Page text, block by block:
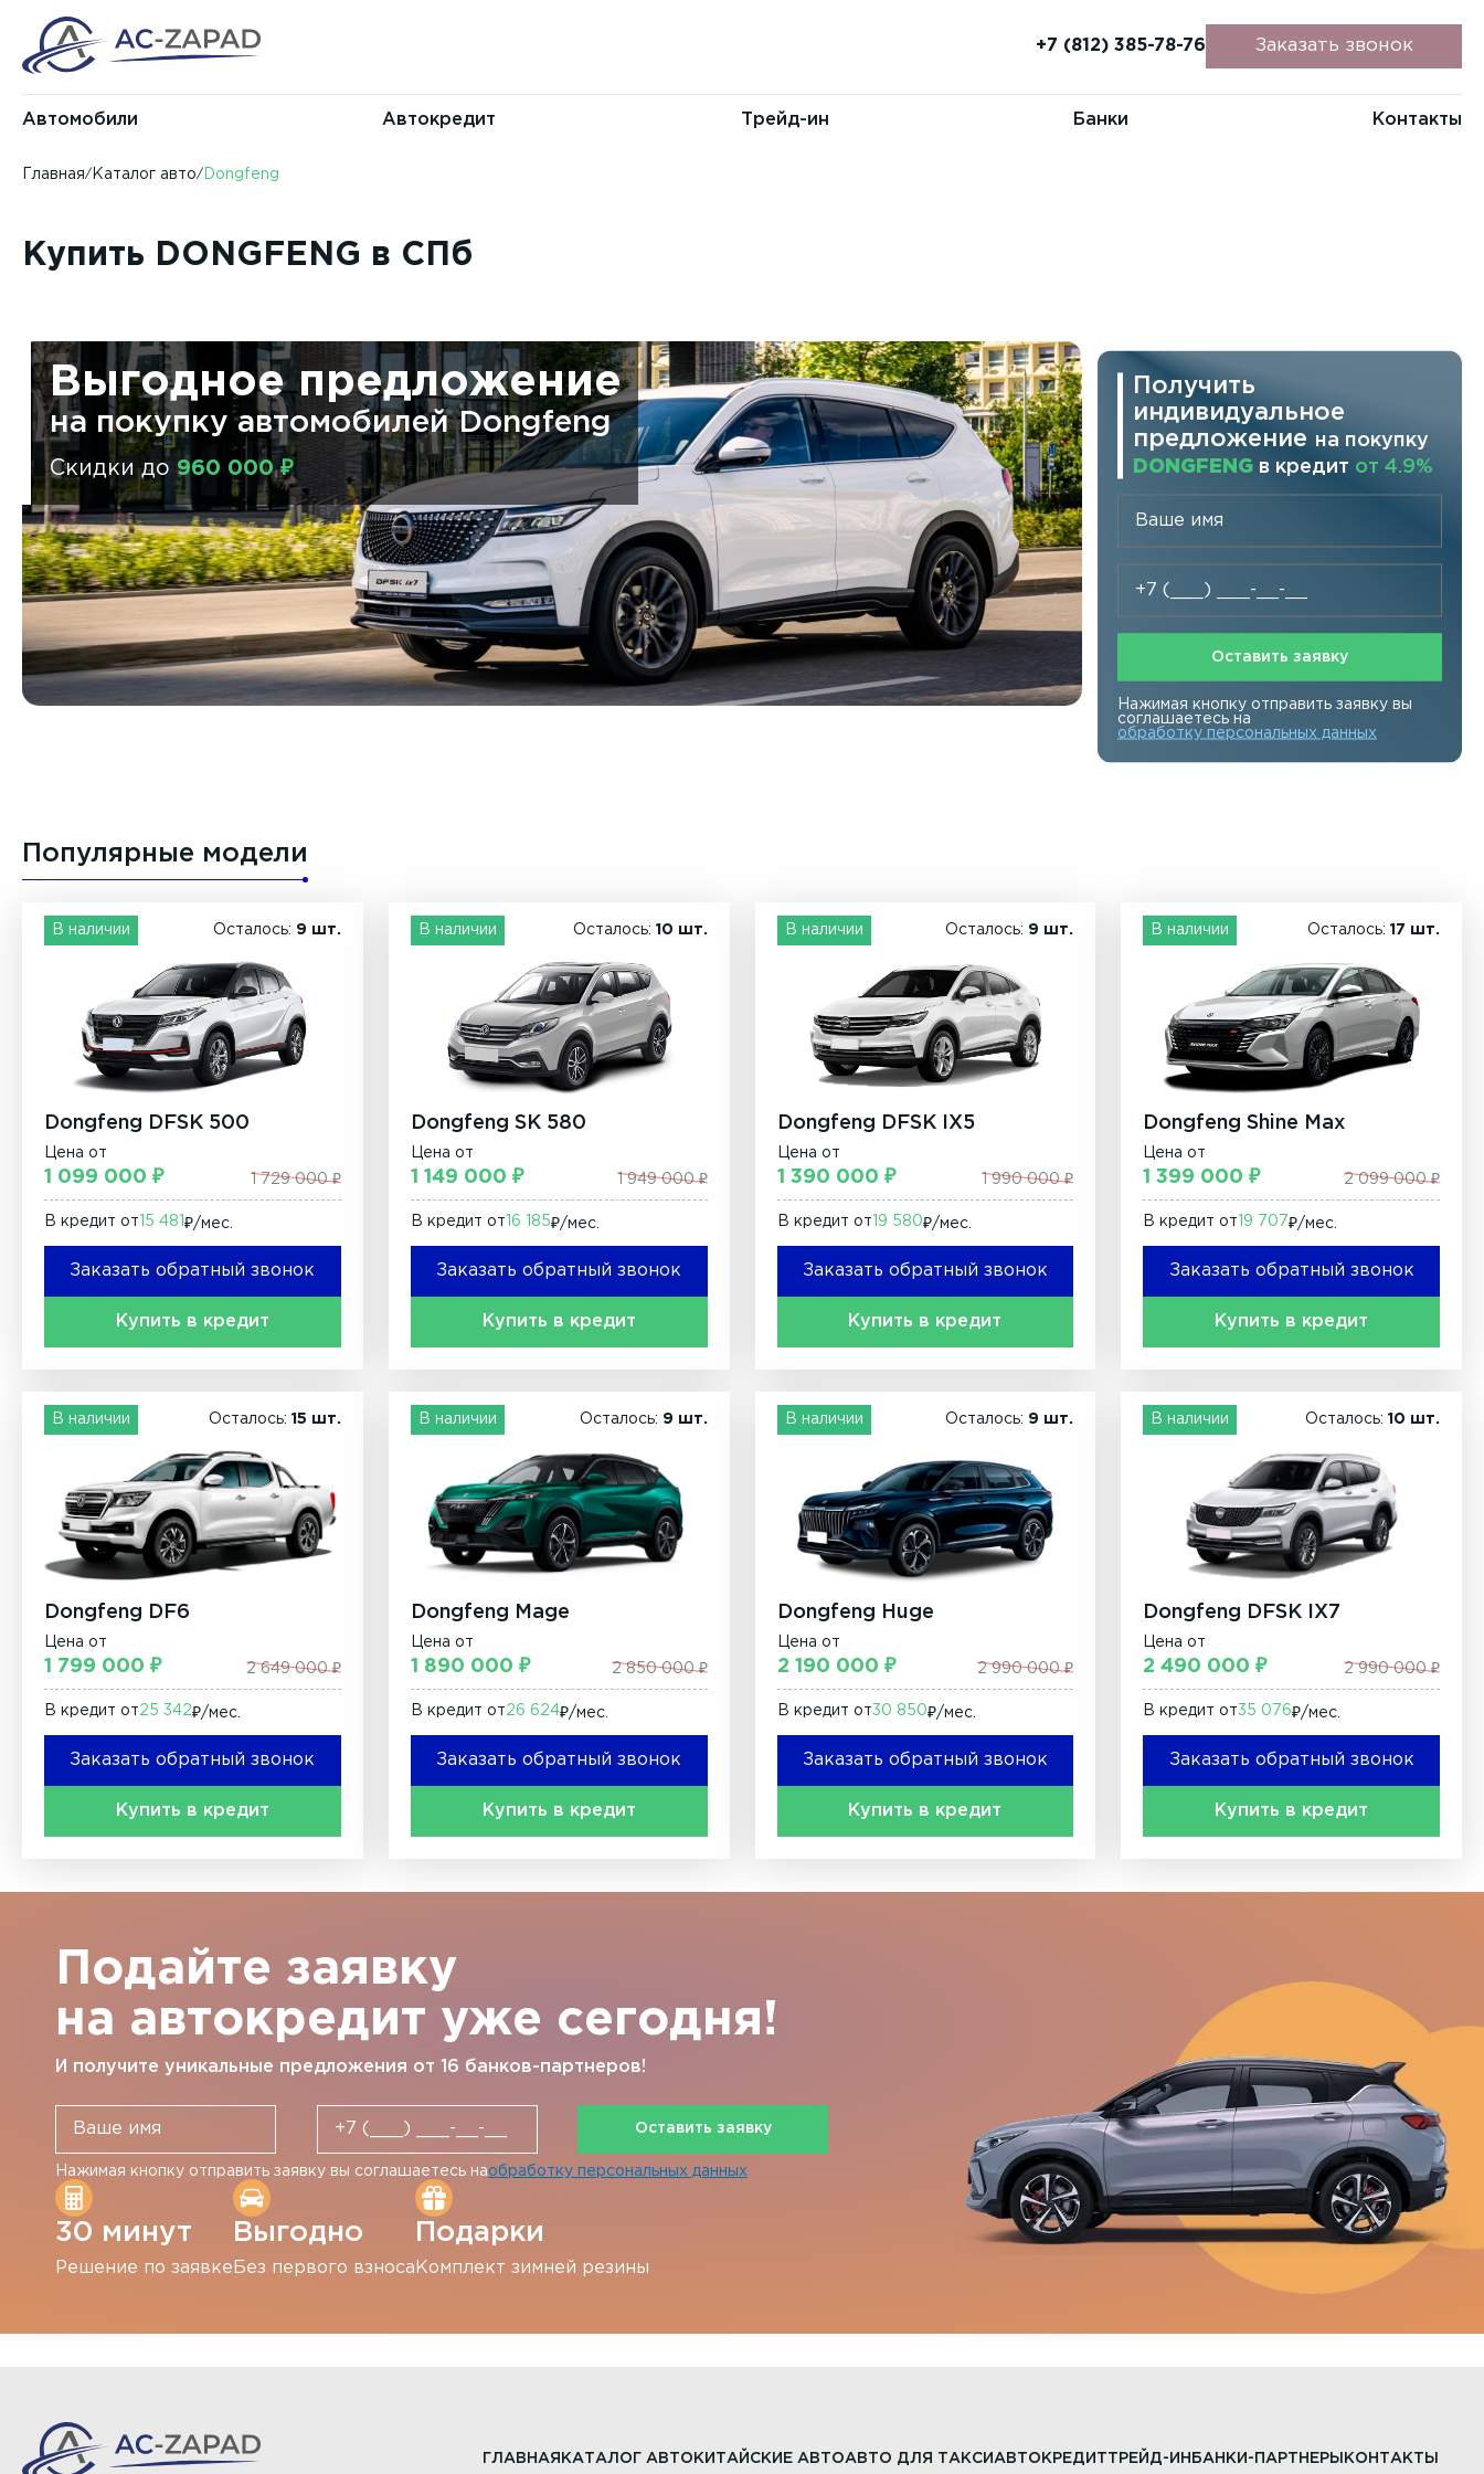
+7 (812) 385-78-76 Заказать звонок
Автомобили Автокредит Трейд-ин Банки Контакты
Главная Каталог авто Dongfeng
Купить DONGFENG в СПб
Выгодное предложение
на покупку автомобилейDongfeng
Скидки до 960 000 ₽
Получить
индивидуальное
предложение на покупку
DONGFENG в кредит от 4.9%
Оставить заявку
Нажимая кнопку отправить заявку вы
соглашаетесь на
обработку персональных данных
Популярные модели
В наличии Осталось: 9 шт.
Dongfeng DFSK 500
Цена от
1 099 000 ₽ 1 729 000 ₽
В кредит от 15 481 ₽/мec.
Заказать обратный звонок
Купить в кредит
В наличии Осталось: 10 шт.
Dongfeng SK 580
Цена от
1 149 000 ₽ 1 949 000 ₽
В кредит от 16 185₽/мec.
Заказать обратный звонок
Купить в кредит
В наличии Осталось: 9 шт.
Dongfeng DFSK IX5
Цена от
1 390 000 ₽ 1 990 000 ₽
В кредит от 19 580₽/мec.
Заказать обратный звонок
Купить в кредит
В наличии Осталось: 17 шт.
Dongfeng Shine Max
Цена от
1 399 000 ₽ 2 099 000 ₽
В кредит от 19 707₽/мec.
Заказать обратный звонок
Купить в кредит
В наличии Осталось: 15 шт.
Dongfeng DF6
Цена от
1 799 000 ₽ 2 649 000 ₽
В кредит от25 342₽/мec.
Заказать обратный звонок
Купить в кредит
В наличии Осталось: 9 шт.
Dongfeng Mage
Цена от
1 890 000 ₽ 2 850 000 ₽
В кредит от26 624₽/мec.
Заказать обратный звонок
Купить в кредит
В наличии Осталось: 9 шт.
Dongfeng Huge
Цена от
2 190 000 ₽ 2 990 000 ₽
В кредит от30 850₽/мec.
Заказать обратный звонок
Купить в кредит
В наличии Осталось: 10 шт.
Dongfeng DFSK IX7
Цена от
2 490 000 ₽ 2 990 000 ₽
В кредит от35 076₽/мec.
Заказать обратный звонок
Купить в кредит
Подайте заявку
на автокредит уже сегодня!
И получите уникальные предложения от 16 банков-партнеров!
Оставить заявку
Нажимая кнопку отправить заявку вы соглашаетесь наобработку персональных данных
30 минут
Решение по заявке
Выгодно
Без первого взноса
Подарки
Комплект зимней резины
ГЛАВНАЯ КАТАЛОГ АВТО КИТАЙСКИЕ АВТОАВТО ДЛЯ ТАКСИ АВТОКРЕДИТТРЕЙД-ИН БАНКИ-ПАРТНЕРЫ КОНТАКТЫ